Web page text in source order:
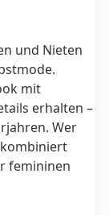
und Nieten
mit
erhalten –
Wer
femininen